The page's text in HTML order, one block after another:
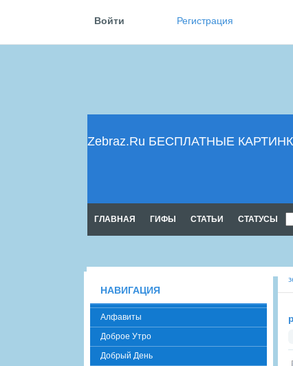
Войти Регистрация
Zebraz.Ru БЕСПЛАТНЫЕ
ГЛАВНАЯ ГИФЫ CТАТЬИ CТАТУСЫ
НАВИГАЦИЯ
Алфавиты
Доброе Утро
Добрый День